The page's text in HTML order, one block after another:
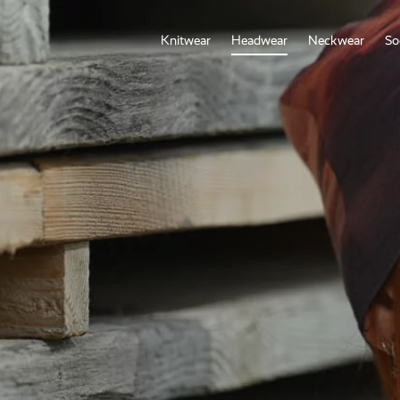
Knitwear Headwear Neckwear